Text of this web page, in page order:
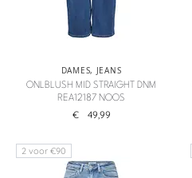
DAMES, JEANS
ONLBLUSH MID STRAIGHT DNM
REA12187 NOOS
€ 49,99
2 voor €90